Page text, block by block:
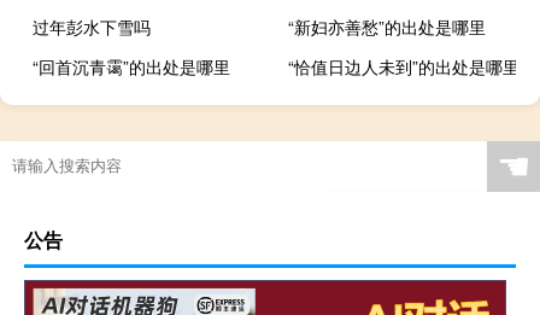
过年彭水下雪吗
“新妇亦善愁”的出处是哪里
“回首沉青霭”的出处是哪里
“恰值日边人未到”的出处是哪里
☚
公告